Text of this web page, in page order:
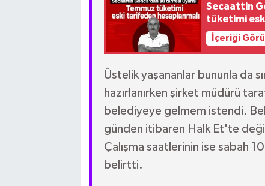
Secaattin
tüketimi
İçeriği
Üstelik yaşananlar bununla da
hazırlanırken şirket müdürü
belediyeye gelmem istendi.
günden itibaren Halk Et'te
Çalışma saatlerinin ise sabah
belirtti.